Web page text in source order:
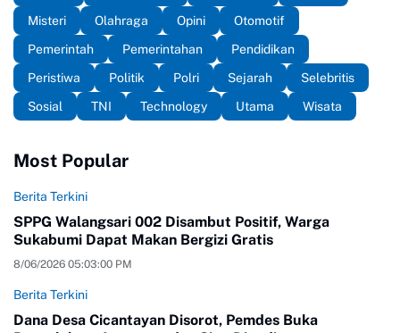
Misteri
Olahraga Opini
Otomotif
Pemerintah
Pemerintahan
Pendidikan
Peristiwa
Politik Polri Sejarah
Selebritis
Sosial
TNI Technology Utama Wisata
Most Popular
Berita Terkini
SPPG Walangsari 002 Disambut Positif, Warga
Sukabumi Dapat Makan Bergizi Gratis
8/06/2026 05:03:00 PM
Berita Terkini
Dana Desa Cicantayan Disorot, Pemdes Buka